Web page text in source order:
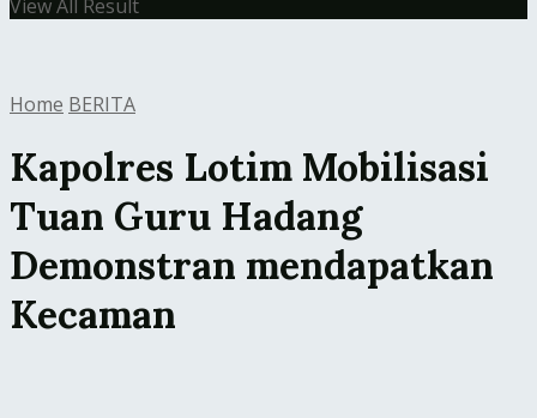
View All Result
Home BERITA
Kapolres Lotim Mobilisasi
Tuan Guru Hadang
Demonstran mendapatkan
Kecaman